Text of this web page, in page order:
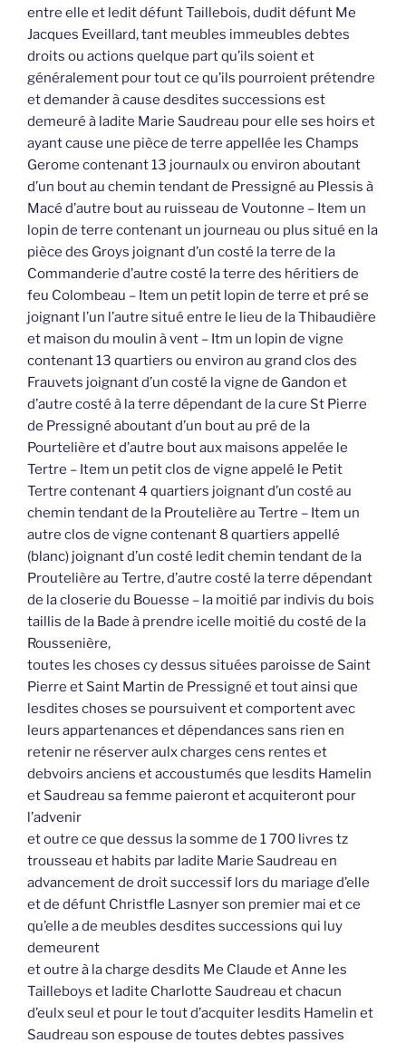
entre elle et ledit défunt Taillebois, dudit défunt Me
Jacques Eveillard, tant meubles immeubles debtes
droits ou actions quelque part qu’ils soient et
généralement pour tout ce qu’ils pourroient prétendre
et demander à cause desdites successions est
demeuré à ladite Marie Saudreau pour elle ses hoirs et
ayant cause une pièce de terre appellée les Champs
Gerome contenant 13 journaulx ou environ aboutant
d’un bout au chemin tendant de Pressigné au Plessis à
Macé d’autre bout au ruisseau de Voutonne – Item un
lopin de terre contenant un journeau ou plus situé en la
pièce des Groys joignant d’un costé la terre de la
Commanderie d’autre costé la terre des héritiers de
feu Colombeau – Item un petit lopin de terre et pré se
joignant l’un l’autre situé entre le lieu de la Thibaudière
et maison du moulin à vent – Itm un lopin de vigne
contenant 13 quartiers ou environ au grand clos des
Frauvets joignant d’un costé la vigne de Gandon et
d’autre costé à la terre dépendant de la cure St Pierre
de Pressigné aboutant d’un bout au pré de la
Pourtelière et d’autre bout aux maisons appelée le
Tertre – Item un petit clos de vigne appelé le Petit
Tertre contenant 4 quartiers joignant d’un costé au
chemin tendant de la Proutelière au Tertre – Item un
autre clos de vigne contenant 8 quartiers appellé
(blanc) joignant d’un costé ledit chemin tendant de la
Proutelière au Tertre, d’autre costé la terre dépendant
de la closerie du Bouesse – la moitié par indivis du bois
taillis de la Bade à prendre icelle moitié du costé de la
Roussenière,
toutes les choses cy dessus situées paroisse de Saint
Pierre et Saint Martin de Pressigné et tout ainsi que
lesdites choses se poursuivent et comportent avec
leurs appartenances et dépendances sans rien en
retenir ne réserver aulx charges cens rentes et
debvoirs anciens et accoustumés que lesdits Hamelin
et Saudreau sa femme paieront et acquiteront pour
l’advenir
et outre ce que dessus la somme de 1 700 livres tz
trousseau et habits par ladite Marie Saudreau en
advancement de droit successif lors du mariage d’elle
et de défunt Christfle Lasnyer son premier mai et ce
qu’elle a de meubles desdites successions qui luy
demeurent
et outre à la charge desdits Me Claude et Anne les
Tailleboys et ladite Charlotte Saudreau et chacun
d’eulx seul et pour le tout d’acquiter lesdits Hamelin et
Saudreau son espouse de toutes debtes passives